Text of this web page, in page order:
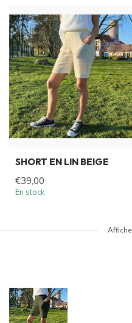
SHORT EN LIN BEIGE
€39,00
En stock
Affiche